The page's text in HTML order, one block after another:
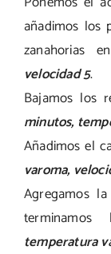
añadimos los
zanahorias
velocidad 5.
Bajamos los
minutos,
Añadimos el
varoma,
Agregamos
temperatura